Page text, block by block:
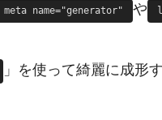
meta name="generator" や
」を使って綺麗に成形